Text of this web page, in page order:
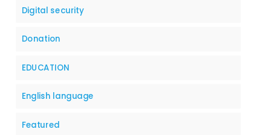
Digital security
Donation
EDUCATION
English language
Featured